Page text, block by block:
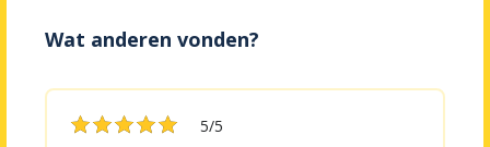
Wat anderen vonden?


5/5